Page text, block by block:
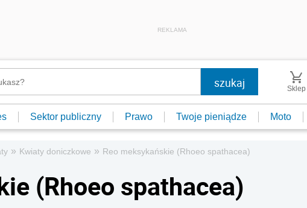
REKLAMA
Sklep
Sektor publiczny Prawo Twoje pieniądze Moto
» Kwiaty doniczkowe » Reo meksykańskie (Rhoeo spathacea)
(Rhoeo spathacea)